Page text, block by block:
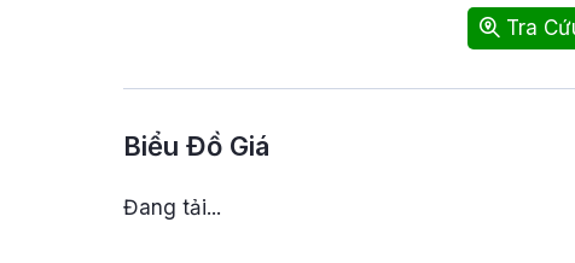
Tra
Biểu Đồ Giá
Đang tải...